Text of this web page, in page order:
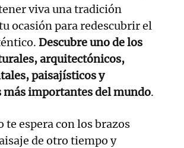
viva una tradición
ocasión para redescubrir el
Descubre uno de los
arquitectónicos,
paisajísticos y
más importantes del mundo.
te espera con los brazos
de otro tiempo y